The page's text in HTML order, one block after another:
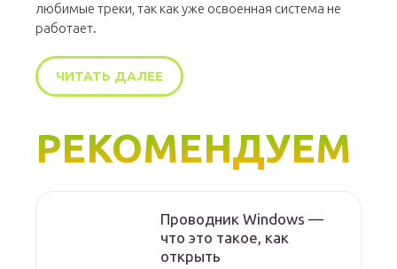
любимые треки, так как уже освоенная система не
работает.
ЧИТАТЬ ДАЛЕЕ
РЕКОМЕНДУЕМ
Проводник Windows —
что это такое, как
открыть